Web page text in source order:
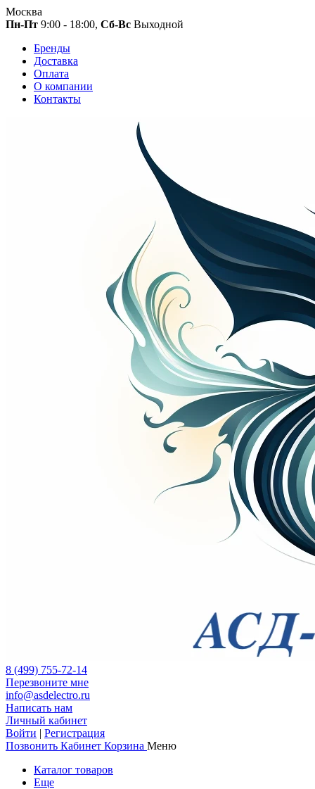
Москва
Пн-Пт 9:00 - 18:00, Сб-Вс Выходной
Бренды
Доставка
Оплата
О компании
Контакты
8 (499) 755-72-14
Перезвоните мне
info@asdelectro.ru
Написать нам
Личный кабинет
Войти | Регистрация
Позвонить Кабинет Корзина Меню
Каталог товаров
Еще